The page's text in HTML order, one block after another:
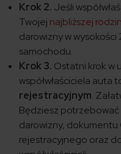
Krok 2. Jeśli
Twojej najbliższej
darowizny w wysokości
samochodu.
Krok 3. Ostatni krok w
współwłaściciela auta
rejestracyjnym.
Będziesz
darowizny,
rejestracyjnego oraz